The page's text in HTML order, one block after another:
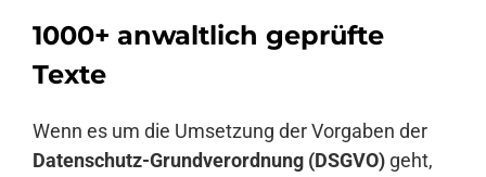
1000+ anwaltlich geprüfte
Texte
Wenn es um die Umsetzung der Vorgaben der
Datenschutz-Grundverordnung (DSGVO) geht,